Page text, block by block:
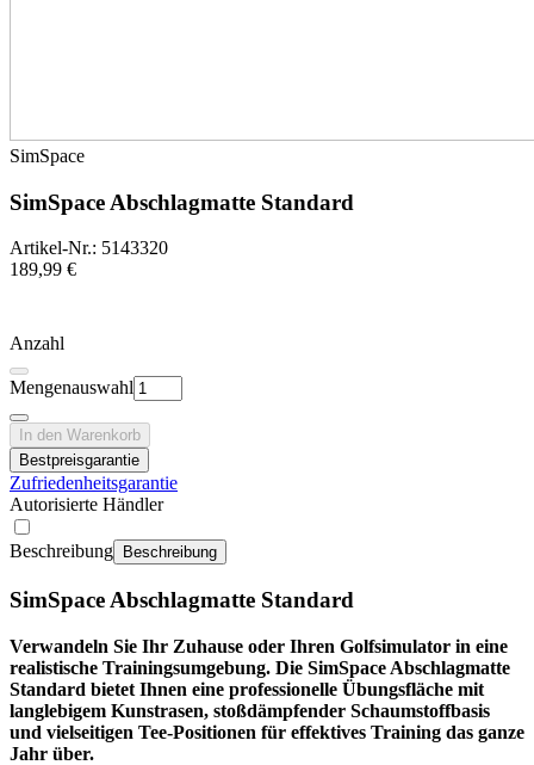
SimSpace
SimSpace Abschlagmatte Standard
Artikel-Nr.: 5143320
189,99 €
Anzahl
Mengenauswahl
In den Warenkorb
Bestpreisgarantie
Zufriedenheitsgarantie
Autorisierte Händler
Beschreibung Beschreibung
SimSpace Abschlagmatte Standard
Verwandeln Sie Ihr Zuhause oder Ihren Golfsimulator in eine
realistische Trainingsumgebung. Die SimSpace Abschlagmatte
Standard bietet Ihnen eine professionelle Übungsfläche mit
langlebigem Kunstrasen, stoßdämpfender Schaumstoffbasis
und vielseitigen Tee-Positionen für effektives Training das ganze
Jahr über.